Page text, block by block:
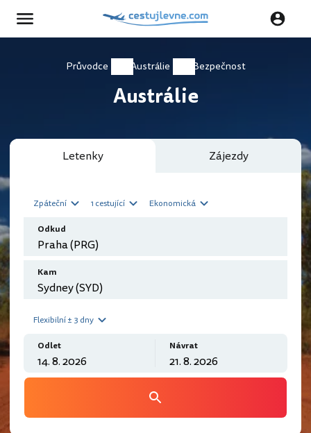
Průvodce Austrálie Bezpečnost
Austrálie
Letenky Zájezdy
Zpáteční 1 cestující Ekonomická
Odkud
Kam
Flexibilní ± 3 dny
Odlet Návrat